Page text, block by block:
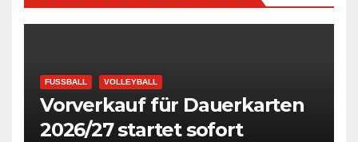
FUSSBALL VOLLEYBALL
Vorverkauf für Dauerkarten
2026/27 startet sofort